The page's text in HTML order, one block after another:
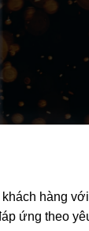
hàng
ứng theo